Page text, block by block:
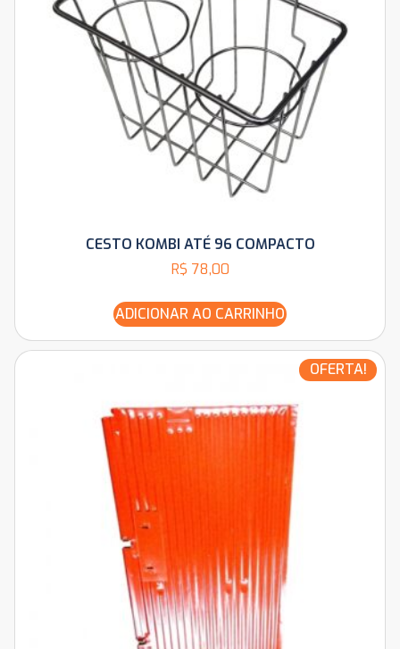
CESTO KOMBI ATÉ 96 COMPACTO
R$ 78,00
ADICIONAR AO CARRINHO
OFERTA!